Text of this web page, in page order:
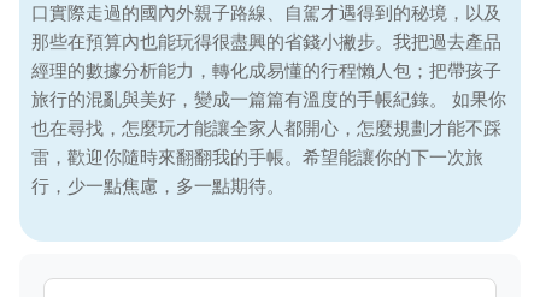
口實際走過的國內外親子路線、自駕才遇得到的秘境，以及
那些在預算內也能玩得很盡興的省錢小撇步。我把過去產品
經理的數據分析能力，轉化成易懂的行程懶人包；把帶孩子
旅行的混亂與美好，變成一篇篇有溫度的手帳紀錄。 如果你
也在尋找，怎麼玩才能讓全家人都開心，怎麼規劃才能不踩
雷，歡迎你隨時來翻翻我的手帳。希望能讓你的下一次旅
行，少一點焦慮，多一點期待。